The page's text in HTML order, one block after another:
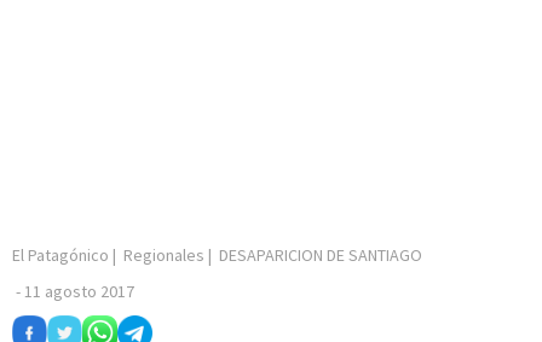
El Patagónico | Regionales | DESAPARICION DE SANTIAGO
- 11 agosto 2017